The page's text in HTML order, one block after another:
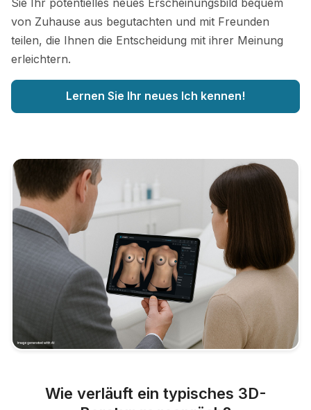
von Zuhause aus begutachten und mit Freunden
teilen, die Ihnen die Entscheidung mit ihrer Meinung
erleichtern.
Lernen Sie Ihr neues Ich kennen!
Wie verläuft ein typisches 3D-